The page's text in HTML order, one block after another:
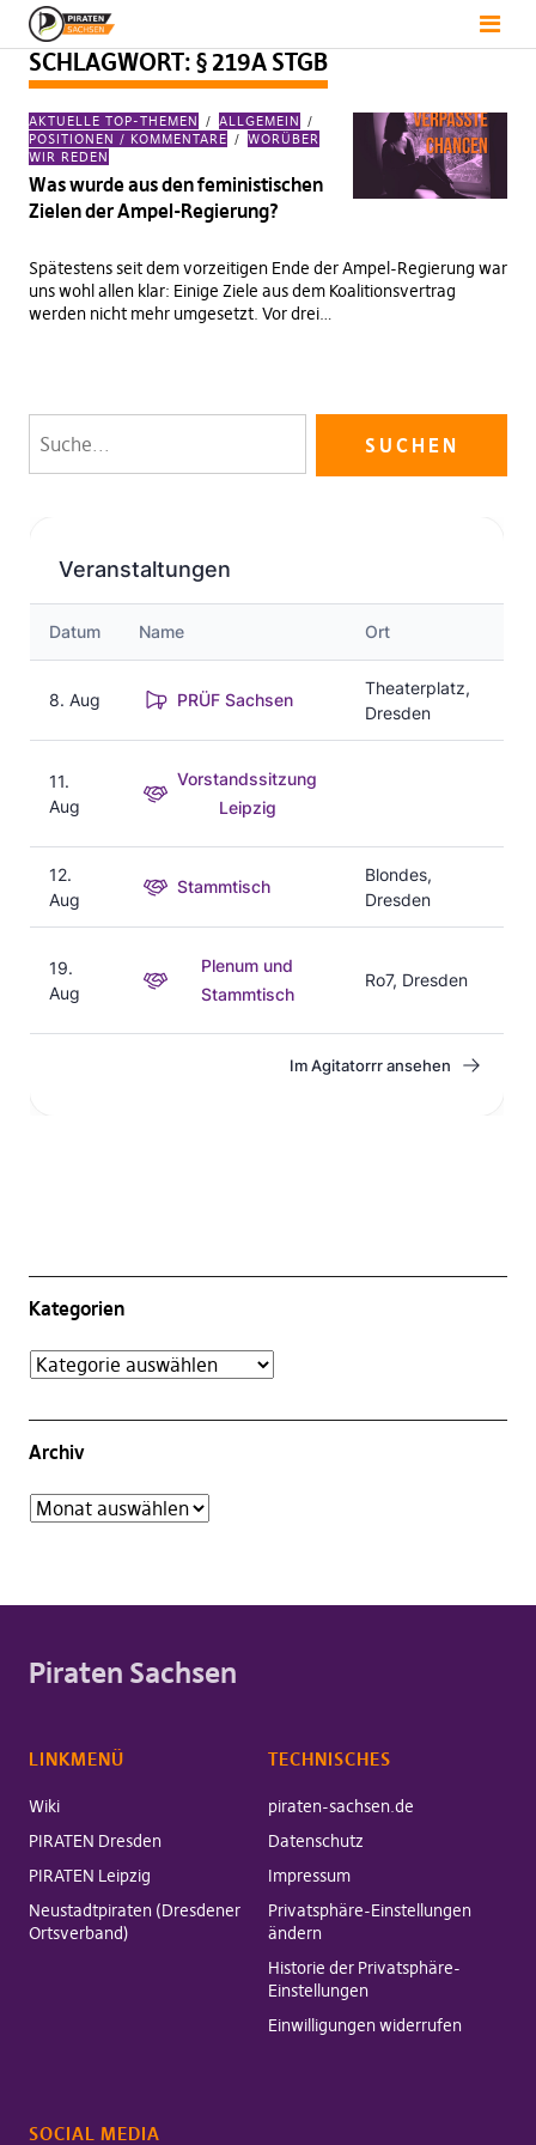
SCHLAGWORT: § 219A STGB
AKTUELLE TOP-THEMEN
ALLGEMEIN
POSITIONEN / KOMMENTARE
WORÜBER
WIR REDEN
Was wurde aus den feministischen
Zielen der Ampel-Regierung?
Spätestens seit dem vorzeitigen Ende der Ampel-Regierung war
uns wohl allen klar: Einige Ziele aus dem Koalitionsvertrag
werden nicht mehr umgesetzt. Vor drei…
Kategorien
Archiv
Piraten Sachsen
LINKMENÜ
Wiki
PIRATEN Dresden
PIRATEN Leipzig
Neustadtpiraten (Dresdener
Ortsverband)
TECHNISCHES
piraten-sachsen.de
Datenschutz
Impressum
Privatsphäre-Einstellungen
ändern
Historie der Privatsphäre-
Einstellungen
Einwilligungen widerrufen
SOCIAL MEDIA